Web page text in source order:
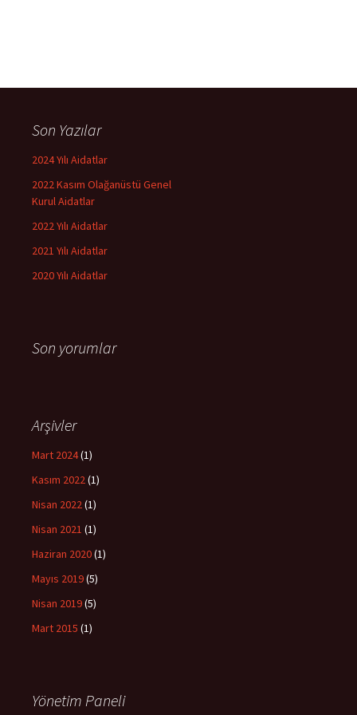
Son Yazılar
2024 Yılı Aidatlar
2022 Kasım Olağanüstü Genel
Kurul Aidatlar
2022 Yılı Aidatlar
2021 Yılı Aidatlar
2020 Yılı Aidatlar
Son yorumlar
Arşivler
Mart 2024(1)
Kasım 2022(1)
Nisan 2022(1)
Nisan 2021 (1)
Haziran 2020(1)
Mayıs 2019(5)
Nisan 2019(5)
Mart 2015 (1)
Yönetim Paneli